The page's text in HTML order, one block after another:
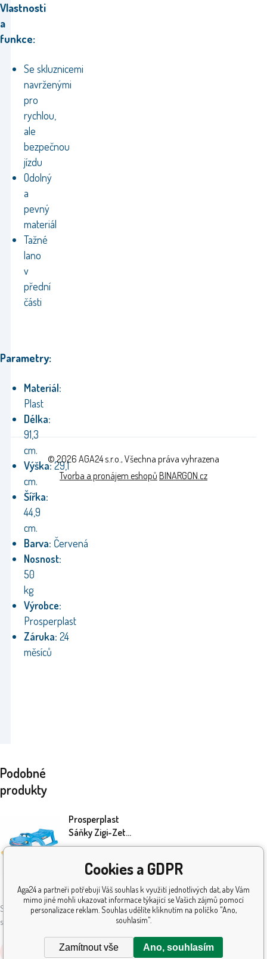
Vlastnosti
a
funkce:
Se skluznicemi
navrženými
pro
rychlou,
ale
bezpečnou
jízdu
Odolný
a
pevný
materiál
Tažné
lano
v
přední
části
Parametry:
Materiál:
Plast
Délka:
91,3
cm.
Výška:29,1
cm.
Šířka:
44,9
cm.
Barva: Červená
Nosnost:
50
kg
Výrobce:
Prosperplast
Záruka: 24
měsíců
Podobné
produkty
Prosperplast
Sáňky Zigi-Zet
Modré
Sáňky Prosperplast umožní dětem užít si
sněhové radovánky naplno.
Skladem 5+ ks
989Kč
© 2026 AGA24 s.r.o., Všechna práva vyhrazena
Tvorba a pronájem eshopů BINARGON.cz
Cookies a GDPR
Aga24 a partneři potřebují Váš souhlas k využití jednotlivých dat, aby Vám
mimo jiné mohli ukazovat informace týkající se Vašich zájmů pomocí
personalizace reklam. Souhlas udělíte kliknutím na políčko "Ano,
souhlasím".
Zamítnout vše Ano, souhlasím